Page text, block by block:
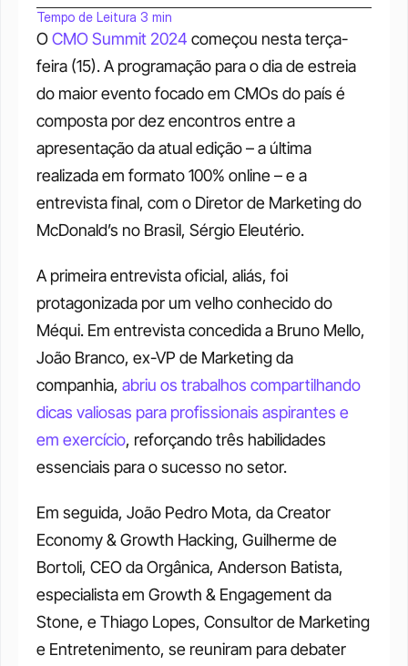
O CMO Summit 2024 começou nesta terça-
feira (15). A programação para o dia de estreia
do maior evento focado em CMOs do país é
composta por dez encontros entre a
apresentação da atual edição – a última
realizada em formato 100% online – e a
entrevista final, com o Diretor de Marketing do
McDonald’s no Brasil, Sérgio Eleutério.
A primeira entrevista oficial, aliás, foi
protagonizada por um velho conhecido do
Méqui. Em entrevista concedida a Bruno Mello,
João Branco, ex-VP de Marketing da
companhia, abriu os trabalhos compartilhando
dicas valiosas para profissionais aspirantes e
em exercício, reforçando três habilidades
essenciais para o sucesso no setor.
Em seguida, João Pedro Mota, da Creator
Economy & Growth Hacking, Guilherme de
Bortoli, CEO da Orgânica, Anderson Batista,
especialista em Growth & Engagement da
Stone, e Thiago Lopes, Consultor de Marketing
e Entretenimento, se reuniram para debater
Tempo de Leitura 3 min